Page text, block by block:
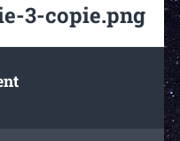
3-copie.png